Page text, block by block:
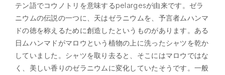
テン語でコウノトリを意味するpelargesが由来です。ゼラ
ニウムの伝説の一つに、天はゼラニウムを、予言者ムハンマ
ドの徳を称えるために創造したというものがあります。ある
日ムハンマドがマロウという植物の上に洗ったシャツを乾か
していました。シャツを取り去ると、そこにはマロウではな
く、美しい香りのゼラニウムに変化していたそうです。一般